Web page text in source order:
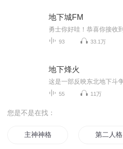
地下城FM
93 33.1万
地下烽火
55 11万
您是不是在找：
主神神格 第二人格